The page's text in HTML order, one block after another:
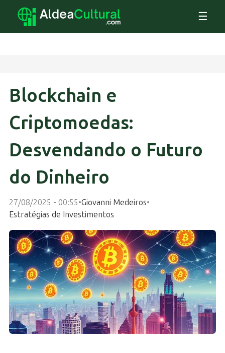
☰
Blockchain e
Criptomoedas:
Desvendando o Futuro
do Dinheiro
27/08/2025 - 00:55•Giovanni Medeiros•
Estratégias de Investimentos